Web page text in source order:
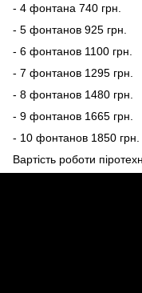
- 4 фонтана 740 грн.
- 5 фонтанов 925 грн.
- 6 фонтанов 1100 грн.
- 7 фонтанов 1295 грн.
- 8 фонтанов 1480 грн.
- 9 фонтанов 1665 грн.
- 10 фонтанов 1850 грн.
Вартість роботи